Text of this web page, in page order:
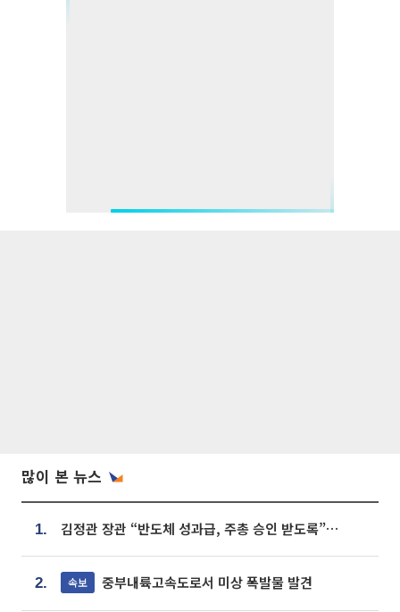
많이 본 뉴스
1. 김정관 장관 “반도체 성과급, 주총 승인 받도록”…상법·자본시장법 개정 시사
2. 속보 중부내륙고속도로서 미상 폭발물 발견